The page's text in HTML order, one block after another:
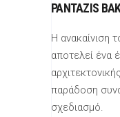
PANTAZIS
Η ανακαίνιση
αποτελεί ένα
παράδοση
σχεδιασμό.